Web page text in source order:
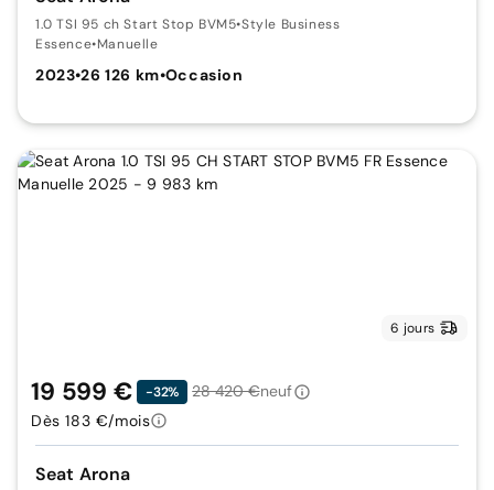
1.0 TSI 95 ch Start Stop BVM5•Style Business
Essence•Manuelle
2023•26 126 km•Occasion
6 jours
Seat Arona
19 599 € -32% 28 420 €neuf
Dès 183 €/mois